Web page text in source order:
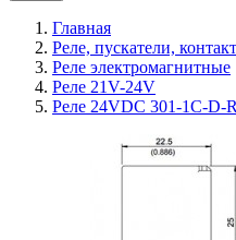
Главная
Реле, пускатели,
Реле электромагнитные
Реле 21V-24V
Реле 24VDC 301-1C-D-